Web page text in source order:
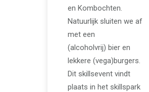
en Kombochten.
Natuurlijk sluiten we af
met een
(alcoholvrij) bier en
lekkere (vega)burgers.
Dit skillsevent vindt
plaats in het skillspark